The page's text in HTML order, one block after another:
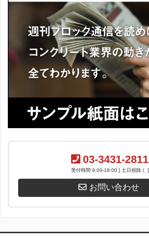
03-3431-2811
受付時間 9:00-18:00 [ 土日祝除く ]
お問い合わせ